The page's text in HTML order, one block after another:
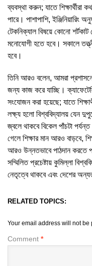
ব্যবস্থা করুন; যাতে শিক্ষার্থীরা
পারে। পাশাপাশি, ইঞ্জিনিয়ারিং
টেকনিক্যাল বিষয়ে কোনো
মনোযোগী হতে হবে। সকালে
হবে।
তিনি আরও বলেন, আমরা
জন্য কাজ করে যাচ্ছি।
সংযোজন করা হয়েছে; যাতে
লক্ষ্য হলো বিশ্ববিদ্যালয় যেন
জ্বলে থাকবে বিকেল পাঁচটা
গেলে শিক্ষার মান আরও বাড়বে,
আরও উন্নতভাবে পাঠদান করতে
সম্মিলিত প্রচেষ্টায় কুমিল্লা
নেতৃত্বে থাকবে এবং দেশের
RELATED TOPICS:
Your email address will not be
Comment *